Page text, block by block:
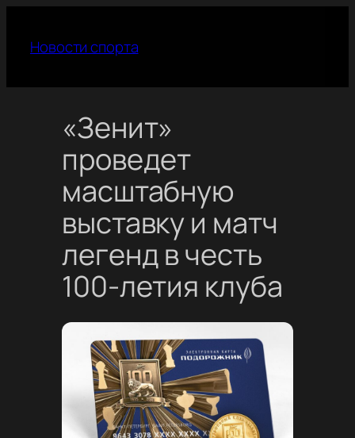
содержимому
Новости спорта
«Зенит»
проведет
масштабную
выставку и матч
легенд в честь
100-летия клуба